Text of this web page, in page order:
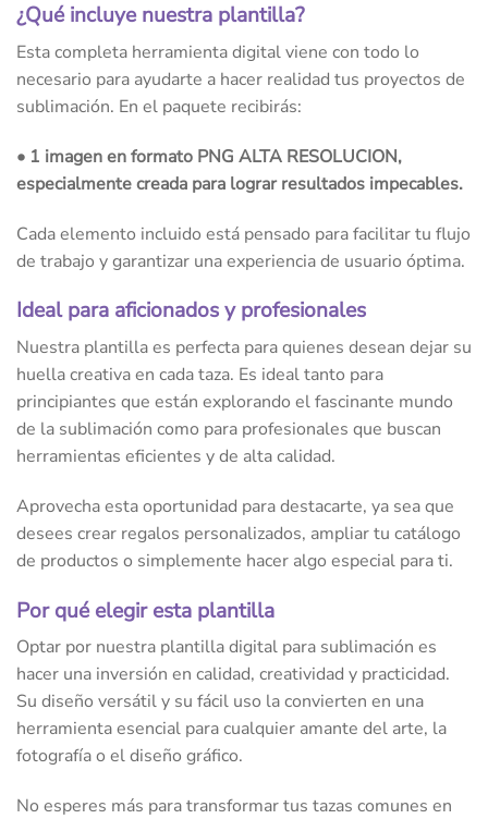
¿Qué incluye nuestra plantilla?
Esta completa herramienta digital viene con todo lo
necesario para ayudarte a hacer realidad tus proyectos de
sublimación. En el paquete recibirás:
• 1 imagen en formato PNG ALTA RESOLUCION,
especialmente creada para lograr resultados impecables.
Cada elemento incluido está pensado para facilitar tu flujo
de trabajo y garantizar una experiencia de usuario óptima.
Ideal para aficionados y profesionales
Nuestra plantilla es perfecta para quienes desean dejar su
huella creativa en cada taza. Es ideal tanto para
principiantes que están explorando el fascinante mundo
de la sublimación como para profesionales que buscan
herramientas eficientes y de alta calidad.
Aprovecha esta oportunidad para destacarte, ya sea que
desees crear regalos personalizados, ampliar tu catálogo
de productos o simplemente hacer algo especial para ti.
Por qué elegir esta plantilla
Optar por nuestra plantilla digital para sublimación es
hacer una inversión en calidad, creatividad y practicidad.
Su diseño versátil y su fácil uso la convierten en una
herramienta esencial para cualquier amante del arte, la
fotografía o el diseño gráfico.
No esperes más para transformar tus tazas comunes en